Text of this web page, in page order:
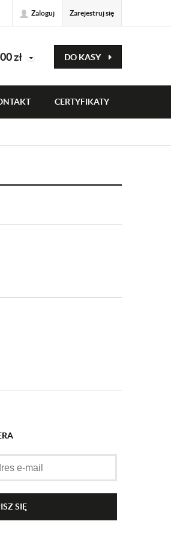
Zaloguj Zarejestruj się
zł DO KASY
CERTYFIKATY
SIĘ